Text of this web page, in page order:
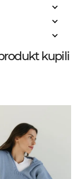
kupili